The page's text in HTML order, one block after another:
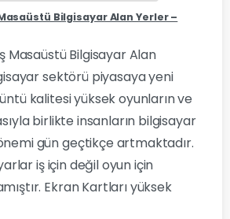
Bilgisayar Alan Yerler –
Masaüstü Bilgisayar Alan
sektörü piyasaya yeni
kalitesi yüksek oyunların ve
birlikte insanların bilgisayar
gün geçtikçe artmaktadır.
iş için değil oyun için
Ekran Kartları yüksek